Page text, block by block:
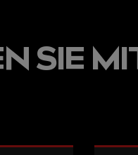
SIE